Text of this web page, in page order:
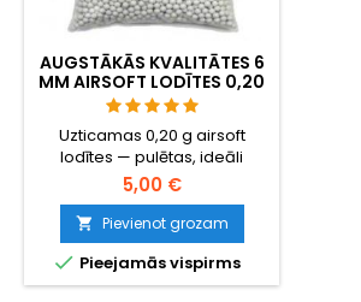
AUGSTĀKĀS KVALITĀTES 6
MM AIRSOFT LODĪTES 0,20
G – 1000 GAB.,
NEAIZĶERAS, PRECĪZA
ŠAUŠANA
Uzticamas 0,20 g airsoft
lodītes — pulētas, ideāli
apaļas, droša padeve caur
jebkuru hop-up sistēmu. 1000
lodītes lielas ietilpības
magazīniem, gāzes
granātām un standarta
magazīniem. Garantija pret
5,00 €
 Pievienot grozam
 Pieejamās vispirms